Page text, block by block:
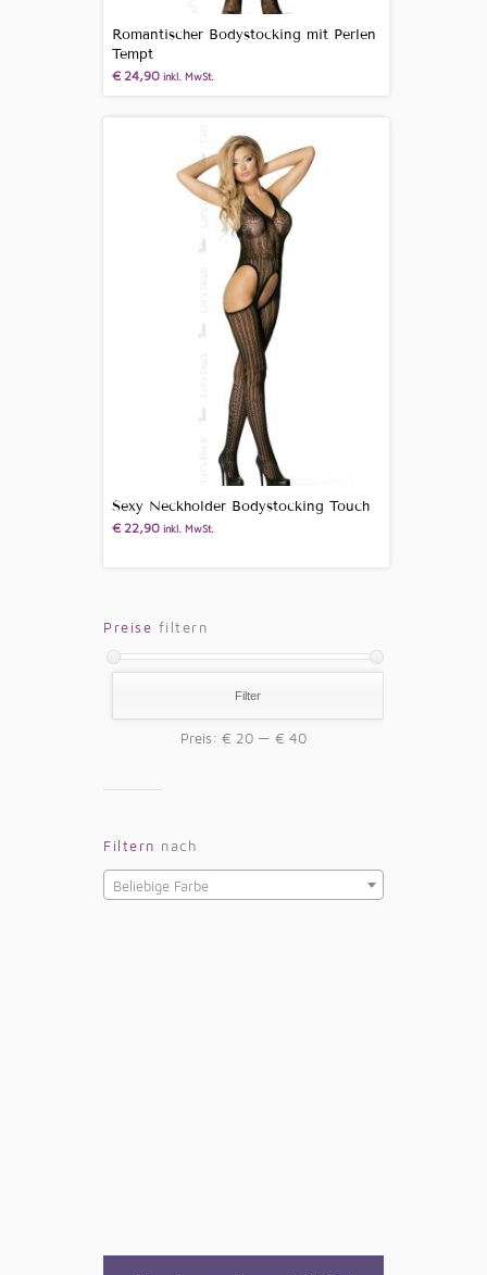
Romantischer Bodystocking mit Perlen
Tempt
€24,90 inkl. MwSt.
Sexy Neckholder Bodystocking Touch
€22,90 inkl. MwSt.
Preise filtern
Filter
Preis: € 20 — € 40
Filtern nach
Beliebige Farbe